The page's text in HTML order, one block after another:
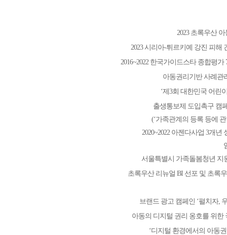
2023 초록우산
2023 시리아-튀르키예 강진 피해
2016~2022 한국가이드스타 종합평
아동권리기반 사례관
‘제3회 대한민국 어린
출생통보제 도입촉구 캠
(‘가족관계의 등록 등에
2020~2022 아젠다사업 3개년
서울특별시 가족돌봄청년 지
초록우산 리뉴얼 BI 선포 및 초록
브랜드 광고 캠페인 ‘펼치자,
아동의 디지털 권리 옹호를 위한
‘디지털 환경에서의 아동